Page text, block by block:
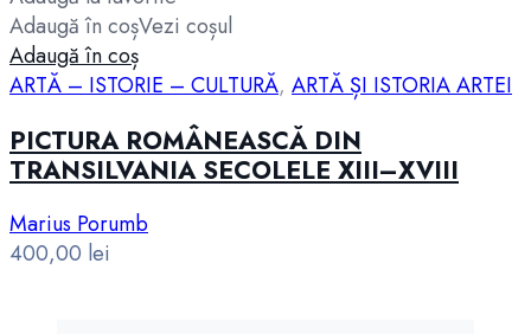
Adaugă în coșVezi coșul
Adaugă în coș
ARTĂ – ISTORIE – CULTURĂ, ARTĂ ȘI ISTORIA ARTEI
PICTURA ROMÂNEASCĂ DIN
TRANSILVANIA SECOLELE XIII–XVIII
Marius Porumb
400,00 lei